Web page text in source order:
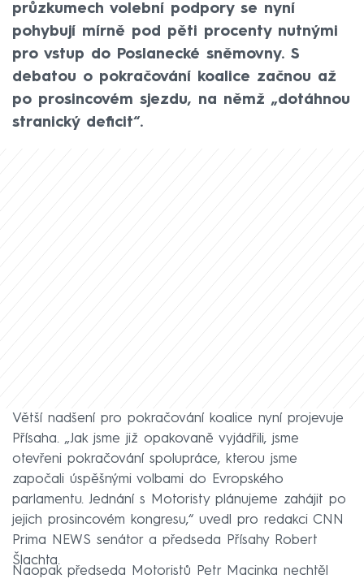
průzkumech volební podpory se nyní
pohybují mírně pod pěti procenty nutnými
pro vstup do Poslanecké sněmovny. S
debatou o pokračování koalice začnou až
po prosincovém sjezdu, na němž „dotáhnou
stranický deficit“.
Větší nadšení pro pokračování koalice nyní projevuje
Přísaha. „Jak jsme již opakovaně vyjádřili, jsme
otevřeni pokračování spolupráce, kterou jsme
započali úspěšnými volbami do Evropského
parlamentu. Jednání s Motoristy plánujeme zahájit po
jejich prosincovém kongresu,“ uvedl pro redakci CNN
Prima NEWS senátor a předseda Přísahy Robert
Šlachta.
Naopak předseda Motoristů Petr Macinka nechtěl